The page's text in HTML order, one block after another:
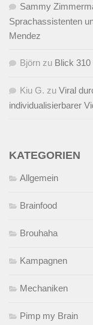
Sammy
Sprachassistenten
Mendez
Björn zu Blick
Kiu G. zu Viral
individualisierbarer
KATEGORIEN
Allgemein
Brainfood
Brouhaha
Kampagnen
Mechaniken
Pimp my Brain